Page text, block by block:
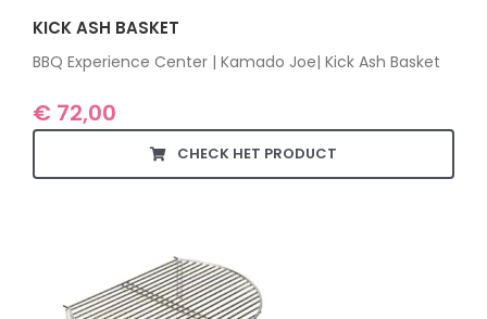
KICK ASH BASKET
BBQ Experience Center | Kamado Joe| Kick Ash Basket
€72,00
CHECK HET PRODUCT